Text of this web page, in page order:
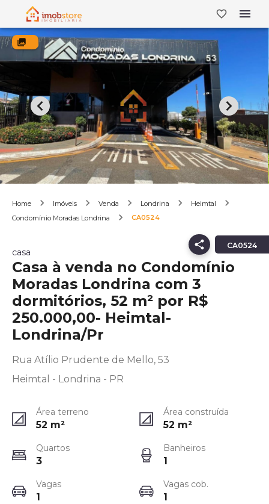
Home Imóveis Venda Londrina
Heimtal
Condomínio Moradas Londrina
CA0524
CA0524
casa
Casa à venda no Condomínio
Moradas Londrina com 3
dormitórios, 52 m² por R$
250.000,00- Heimtal-
Londrina/Pr
Rua Atílio Prudente de Mello, 53
Heimtal - Londrina - PR
Área terreno
52 m²
Área construída
52 m²
Quartos
3
Banheiros
1
Vagas
1
Vagas cob.
1